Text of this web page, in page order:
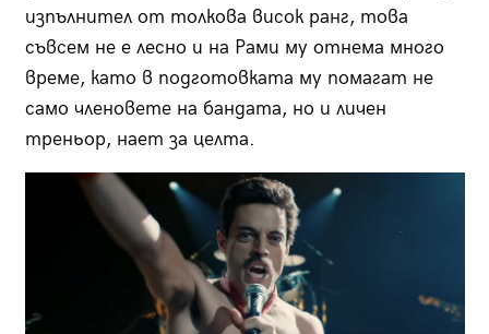
изпълнител от толкова висок ранг, това
съвсем не е лесно и на Рами му отнема много
време, като в подготовката му помагат не
само членовете на бандата, но и личен
треньор, нает за целта.